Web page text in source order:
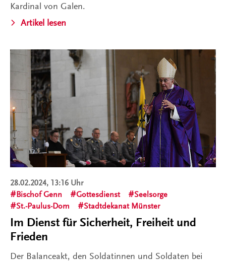
Kardinal von Galen.
Artikel lesen
28.02.2024, 13:16 Uhr
Bischof Genn
Gottesdienst
Seelsorge
St.-Paulus-Dom
Stadtdekanat Münster
Im Dienst für Sicherheit, Freiheit und
Frieden
Der Balanceakt, den Soldatinnen und Soldaten bei